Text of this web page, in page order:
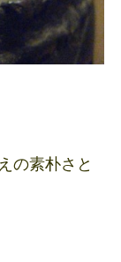
の素朴さと